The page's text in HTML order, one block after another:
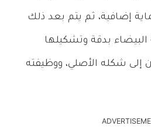
إضافية، ثم يتم بعد ذلك
بدقة وتشكيلها
إلى شكله الأصلي، ووظيفته